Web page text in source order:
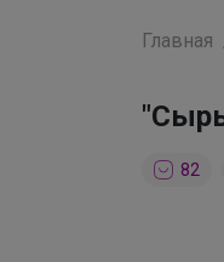
Главная
82